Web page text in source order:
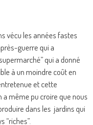
vécu les années fastes
guerre qui a
qui a donné
à un moindre coût en
et cette
même pu croire que nous
dans les jardins qui
“riches”.